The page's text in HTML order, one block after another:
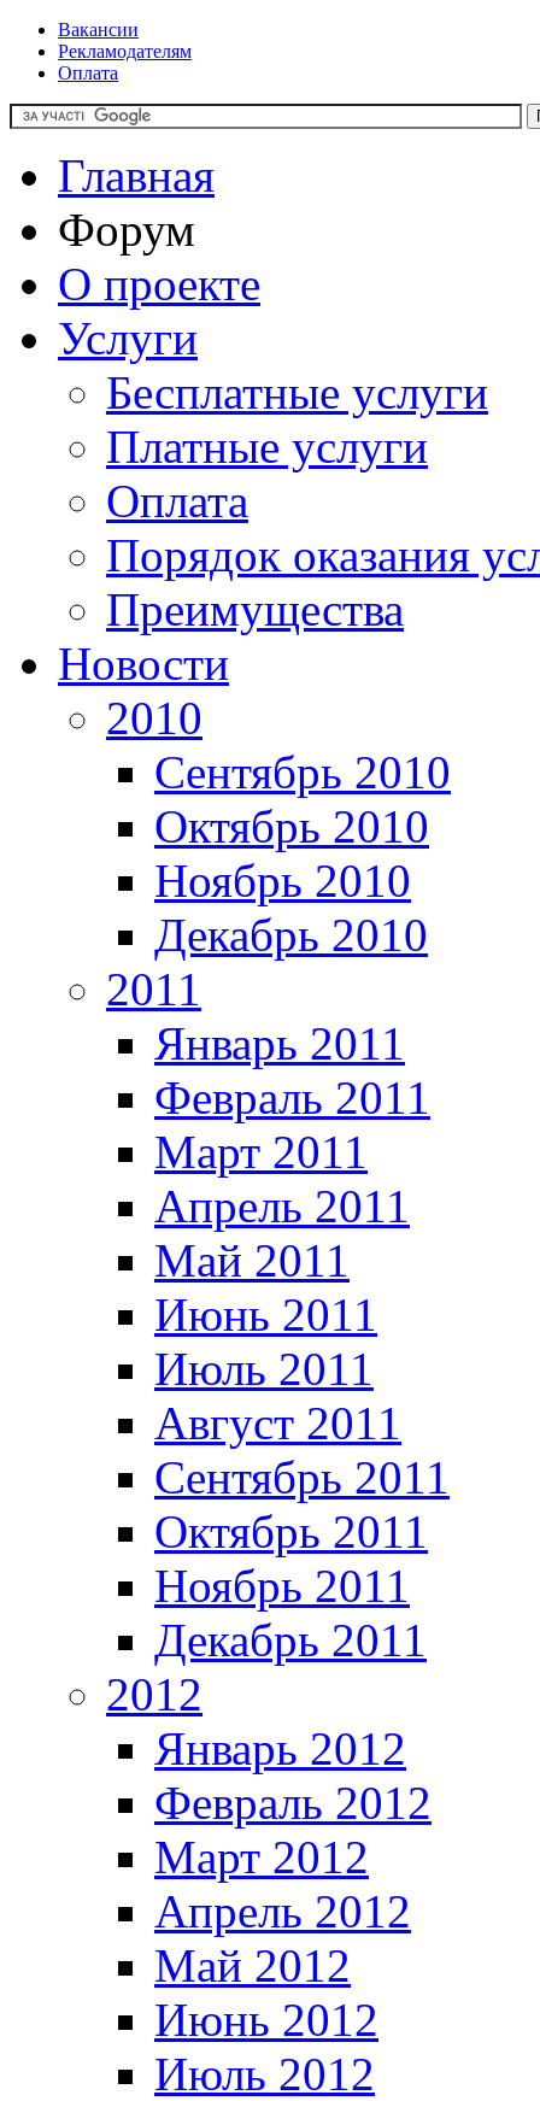
Вакансии
Рекламодателям
Оплата
Главная
Форум
О проекте
Услуги
Бесплатные услуги
Платные услуги
Оплата
Порядок оказания
Преимущества
Новости
2010
Сентябрь 2010
Октябрь 2010
Ноябрь 2010
Декабрь 2010
2011
Январь 2011
Февраль 2011
Март 2011
Апрель 2011
Май 2011
Июнь 2011
Июль 2011
Август 2011
Сентябрь 2011
Октябрь 2011
Ноябрь 2011
Декабрь 2011
2012
Январь 2012
Февраль 2012
Март 2012
Апрель 2012
Май 2012
Июнь 2012
Июль 2012